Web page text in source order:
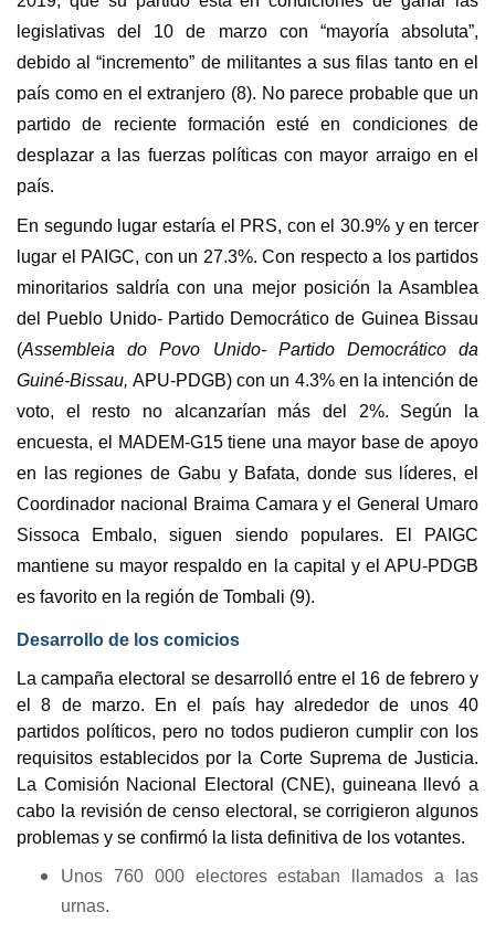
legislativas del 10 de marzo con “mayoría absoluta”,
debido al “incremento” de militantes a sus filas tanto en el
país como en el extranjero (8). No parece probable que un
partido de reciente formación esté en condiciones de
desplazar a las fuerzas políticas con mayor arraigo en el
país.
En segundo lugar estaría el PRS, con el 30.9% y en tercer
lugar el PAIGC, con un 27.3%. Con respecto a los partidos
minoritarios saldría con una mejor posición la Asamblea
del Pueblo Unido- Partido Democrático de Guinea Bissau
(Assembleia do Povo Unido- Partido Democrático da
Guiné-Bissau,APU-PDGB) con un 4.3% en la intención de
voto, el resto no alcanzarían más del 2%. Según la
encuesta, el MADEM-G15 tiene una mayor base de apoyo
en las regiones de Gabu y Bafata, donde sus líderes, el
Coordinador nacional Braima Camara y el General Umaro
Sissoca Embalo, siguen siendo populares. El PAIGC
mantiene su mayor respaldo en la capital y el APU-PDGB
es favorito en la región de Tombali (9).
Desarrollo de los comicios
La campaña electoral se desarrolló entre el 16 de febrero y
el 8 de marzo. En el país hay alrededor de unos 40
partidos políticos, pero no todos pudieron cumplir con los
requisitos establecidos por la Corte Suprema de Justicia.
La Comisión Nacional Electoral (CNE), guineana llevó a
cabo la revisión de censo electoral, se corrigieron algunos
problemas y se confirmó la lista definitiva de los votantes.
Unos 760 000 electores estaban llamados a las
urnas.